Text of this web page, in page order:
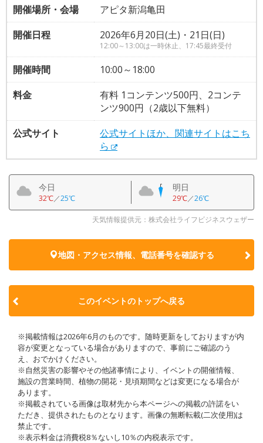
開催場所・会場
アピタ新潟亀田
開催日程
2026年6月20日(土)・21日(日)
12:00～13:00は一時休止、17:45最終受付
開催時間
10:00～18:00
料金
有料 1コンテンツ500円、2コンテ
ンツ900円（2歳以下無料）
公式サイト
公式サイトほか、関連サイトはこち
ら
今日
32℃／25℃
明日
29℃／26℃
天気情報提供元：株式会社ライフビジネスウェザー
地図・アクセス情報、電話番号を確認する
このイベントのトップへ戻る
※掲載情報は2026年6月のものです。随時更新をしておりますが内
容が変更となっている場合がありますので、事前にご確認のう
え、おでかけください。
※自然災害の影響やその他諸事情により、イベントの開催情報、
施設の営業時間、植物の開花・見頃期間などは変更になる場合が
あります。
※掲載されている画像は取材先から本ページへの掲載の許諾をい
ただき、提供されたものとなります。画像の無断転載(二次使用)は
禁止です。
※表示料金は消費税8％ないし10％の内税表示です。